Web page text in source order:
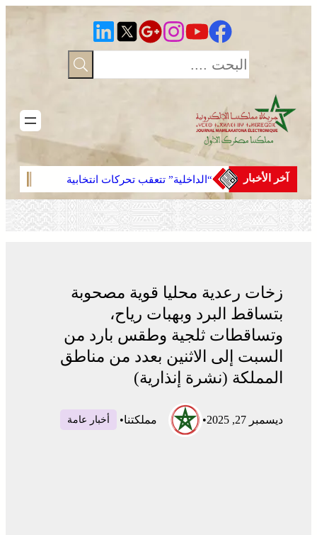
آخر الأخبار
“الداخلية” تتعقب تحركات انتخابية
مبكرة
زخات رعدية محليا قوية مصحوبة
بتساقط البرد وبهبات رياح،
وتساقطات ثلجية وطقس بارد من
السبت إلى الاثنين بعدد من مناطق
المملكة (نشرة إنذارية)
ديسمبر 27, 2025 • مملكتنا• أخبار عامة